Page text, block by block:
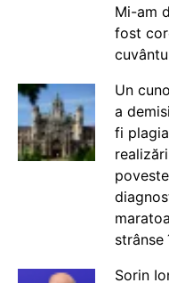
Mi-am
fost
Un
a
fi
Sorin